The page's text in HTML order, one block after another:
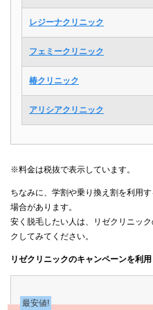
レジーナクリニック
フェミークリニック
椿クリニック
アリシアクリニック
※料金は税抜で表示しています。
ちなみに、学割や乗り換え割を利用
場合があります。
安く脱毛したい人は、リゼクリニッ
クしてみてください。
リゼクリニックのキャンペーンを利
最安値!